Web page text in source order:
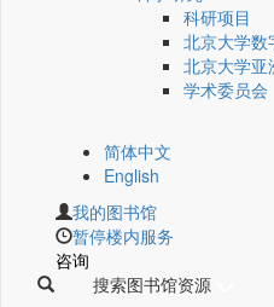
科研项目
北京大学数
北京大学亚
学术委员会
简体中文
English
我的图书馆
暂停楼内服务
咨询
搜索图书馆资源